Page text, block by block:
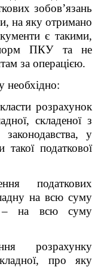
зобов’язань
на яку отримано
є такими,
ПКУ та не
за операцією.
необхідно:
розрахунок
складеної з
у
податкової
податкових
на всю суму
– на всю суму
розрахунку
про яку